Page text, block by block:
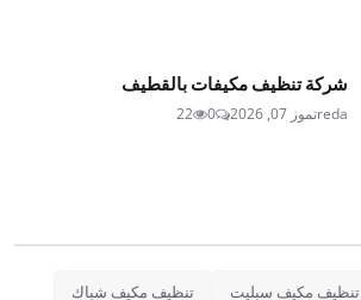
شركة تنظيف مكيفات بالقطيف
redaتموز 07, 2026 0
22
تنظيف مكيف سبليت تنظيف مكيف شباك